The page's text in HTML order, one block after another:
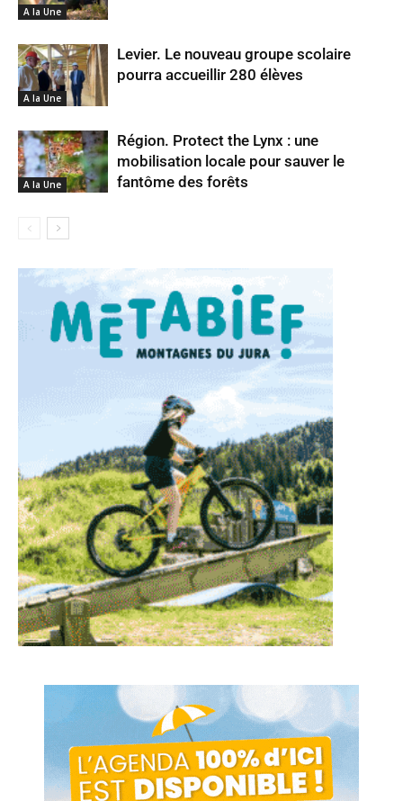
A la Une
A la Une
Levier. Le nouveau groupe scolaire
pourra accueillir 280 élèves
A la Une
Région. Protect the Lynx : une
mobilisation locale pour sauver le
fantôme des forêts